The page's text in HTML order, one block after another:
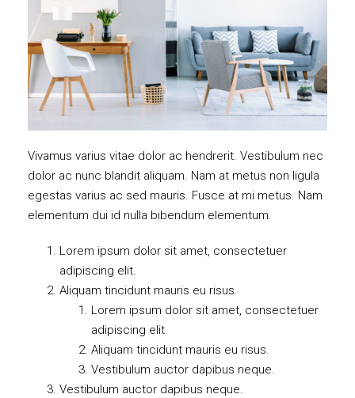
Vivamus varius vitae dolor ac hendrerit. Vestibulum nec
dolor ac nunc blandit aliquam. Nam at metus non ligula
egestas varius ac sed mauris. Fusce at mi metus. Nam
elementum dui id nulla bibendum elementum.
Lorem ipsum dolor sit amet, consectetuer
adipiscing elit.
Aliquam tincidunt mauris eu risus.
Lorem ipsum dolor sit amet, consectetuer
adipiscing elit.
Aliquam tincidunt mauris eu risus.
Vestibulum auctor dapibus neque.
Vestibulum auctor dapibus neque.